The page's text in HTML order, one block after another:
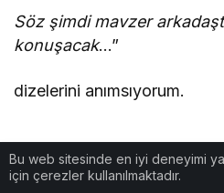
Söz şimdi mavzer
konuşacak…”
dizelerini anımsıyorum.
…ve birden aklımaLouis
Bu web sitesinde en iyi deneyimi
için çerezler kullanılmaktadır.